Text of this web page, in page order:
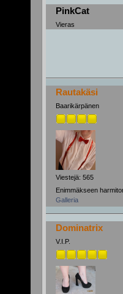
PinkCat
Vieras
Rautakäsi
Baarikärpänen
Viestejä: 565
Enimmäkseen
Galleria
Dominatrix
V.I.P.